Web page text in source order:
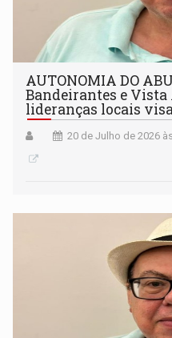
AUTONOMIA DO
Bandeirantes e Vista
lideranças locais
20 de Julho de 2026